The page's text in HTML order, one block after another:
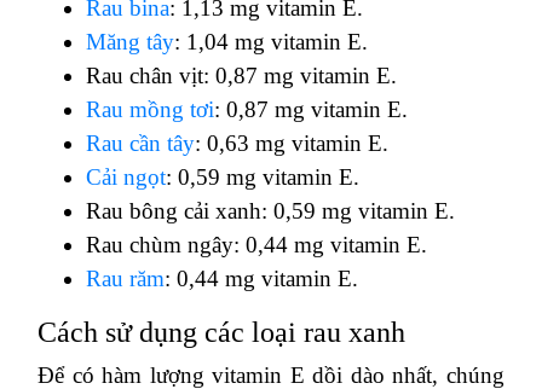
Rau bina: 1,13 mg vitamin E.
Măng tây: 1,04 mg vitamin E.
Rau chân vịt: 0,87 mg vitamin E.
Rau mồng tơi: 0,87 mg vitamin E.
Rau cần tây: 0,63 mg vitamin E.
Cải ngọt: 0,59 mg vitamin E.
Rau bông cải xanh: 0,59 mg vitamin E.
Rau chùm ngây: 0,44 mg vitamin E.
Rau răm: 0,44 mg vitamin E.
Cách sử dụng các loại rau xanh
Để có hàm lượng vitamin E dồi dào nhất, chúng